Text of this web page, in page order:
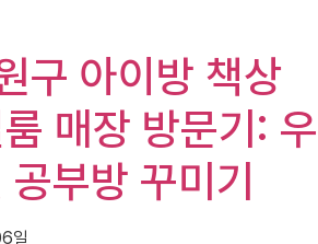
구 아이방 책상
매장 방문기: 우
부방 꾸미기
일